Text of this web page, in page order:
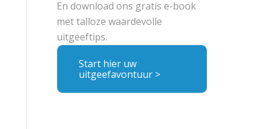
En download ons gratis e-book
met talloze waardevolle
uitgeeftips.
Start hier uw
uitgeefavontuur >